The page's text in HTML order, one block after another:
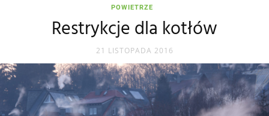
POWIETRZE
Restrykcje dla kotłów
21 LISTOPADA 2016